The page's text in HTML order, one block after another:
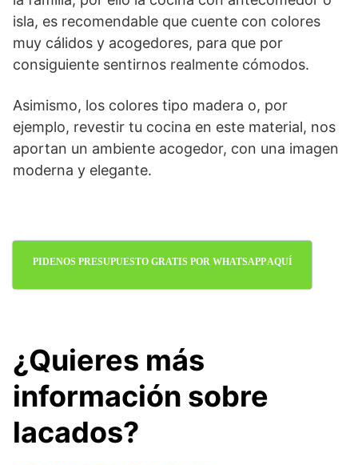
isla, es recomendable que cuente con colores
muy cálidos y acogedores, para que por
consiguiente sentirnos realmente cómodos.
Asimismo, los colores tipo madera o, por
ejemplo, revestir tu cocina en este material, nos
aportan un ambiente acogedor, con una imagen
moderna y elegante.
PIDENOS PRESUPUESTO GRATIS POR WHATSAPP AQUÍ
¿Quieres más
información sobre
lacados?